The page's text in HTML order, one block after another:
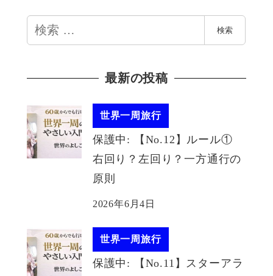
検
索
検索
最新の投稿
世界一周旅行
保護中: 【No.12】ルール①
右回り？左回り？一方通行の
原則
2026年6月4日
世界一周旅行
保護中: 【No.11】スターアラ